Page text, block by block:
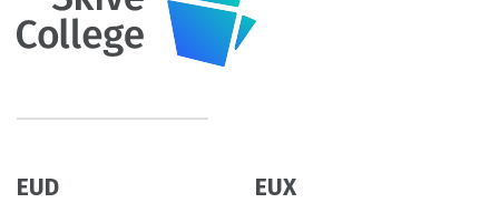
EUD EUX